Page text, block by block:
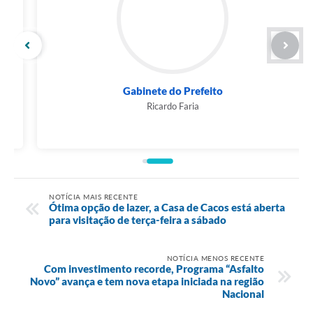
Gabinete do Prefeito
Ricardo Faria
NOTÍCIA MAIS RECENTE
Ótima opção de lazer, a Casa de Cacos está aberta
para visitação de terça-feira a sábado
NOTÍCIA MENOS RECENTE
Com investimento recorde, Programa “Asfalto
Novo” avança e tem nova etapa iniciada na região
Nacional